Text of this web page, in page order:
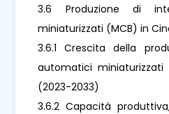
3.6 Produzione di
miniaturizzati (MCB) in
3.6.1 Crescita della
automatici miniaturizzati
(2023-2033)
3.6.2 Capacità